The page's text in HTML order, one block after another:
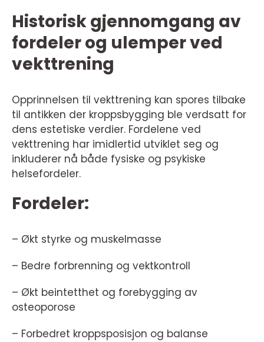
Historisk gjennomgang av
fordeler og ulemper ved
vekttrening
Opprinnelsen til vekttrening kan spores tilbake
til antikken der kroppsbygging ble verdsatt for
dens estetiske verdier. Fordelene ved
vekttrening har imidlertid utviklet seg og
inkluderer nå både fysiske og psykiske
helsefordeler.
Fordeler:
– Økt styrke og muskelmasse
– Bedre forbrenning og vektkontroll
– Økt beintetthet og forebygging av
osteoporose
– Forbedret kroppsposisjon og balanse